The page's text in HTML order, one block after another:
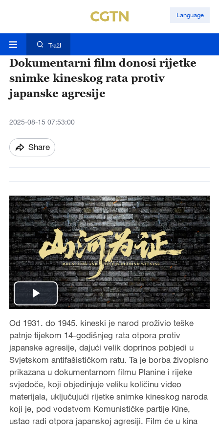
Language
TražI
Dokumentarni film donosi rijetke
snimke kineskog rata protiv
japanske agresije
2025-08-15 07:53:00
Share
P
l
a
y
V
i
Od 1931. do 1945. kineski je narod proživio teške
patnje tijekom 14-godišnjeg rata otpora protiv
japanske agresije, dajući velik doprinos pobjedi u
Svjetskom antifašističkom ratu. Ta je borba živopisno
prikazana u dokumentarnom filmu Planine i rijeke
svjedoče, koji objedinjuje veliku količinu video
materijala, uključujući rijetke snimke kineskog naroda
koji je, pod vodstvom Komunističke partije Kine,
ustao radi otpora japanskoj agresiji. Film će u kina